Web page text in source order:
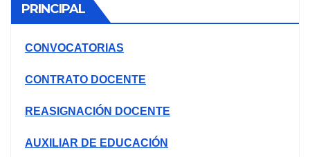
PRINCIPAL
CONVOCATORIAS
CONTRATO DOCENTE
REASIGNACIÓN DOCENTE
AUXILIAR DE EDUCACIÓN